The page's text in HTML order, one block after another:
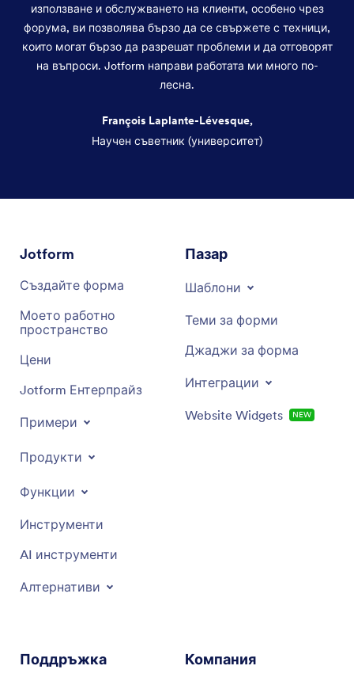
използване и обслужването на клиенти, особено чрез
форума, ви позволява бързо да се свържете с техници,
които могат бързо да разрешат проблеми и да отговорят
на въпроси. Jotform направи работата ми много по-
лесна.
François Laplante-Lévesque,
Научен съветник (университет)
Jotform
Създайте форма
Моето работно
пространство
Цени
Jotform Ентерпрайз
Примери
Продукти
Функции
Инструменти
AI инструменти
Алтернативи
Пазар
Шаблони
Теми за форми
Джаджи за форма
Интеграции
Website Widgets NEW
Поддръжка Компания